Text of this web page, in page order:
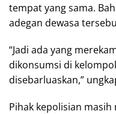
tempat yang sama.
adegan dewasa
“Jadi ada yang
dikonsumsi di
disebarluaskan,”
Pihak kepolisian